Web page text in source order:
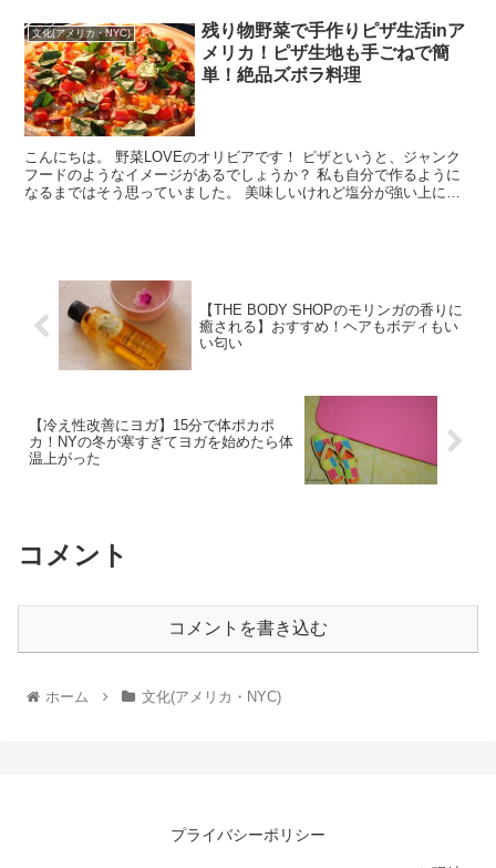
文化(アメリカ・NYC)
残り物野菜で手作りピザ生活inア
メリカ！ピザ生地も手ごねで簡
単！絶品ズボラ料理
こんにちは。 野菜LOVEのオリビアです！ ピザというと、ジャンク
フードのようなイメージがあるでしょうか？ 私も自分で作るように
なるまではそう思っていました。 美味しいけれど塩分が強い上に野
【THE BODY SHOPのモリンガの香りに
癒される】おすすめ！ヘアもボディもい
い匂い
【冷え性改善にヨガ】15分で体ポカポ
カ！NYの冬が寒すぎてヨガを始めたら体
温上がった
コメント
コメントを書き込む
ホーム 文化(アメリカ・NYC)
プライバシーポリシー